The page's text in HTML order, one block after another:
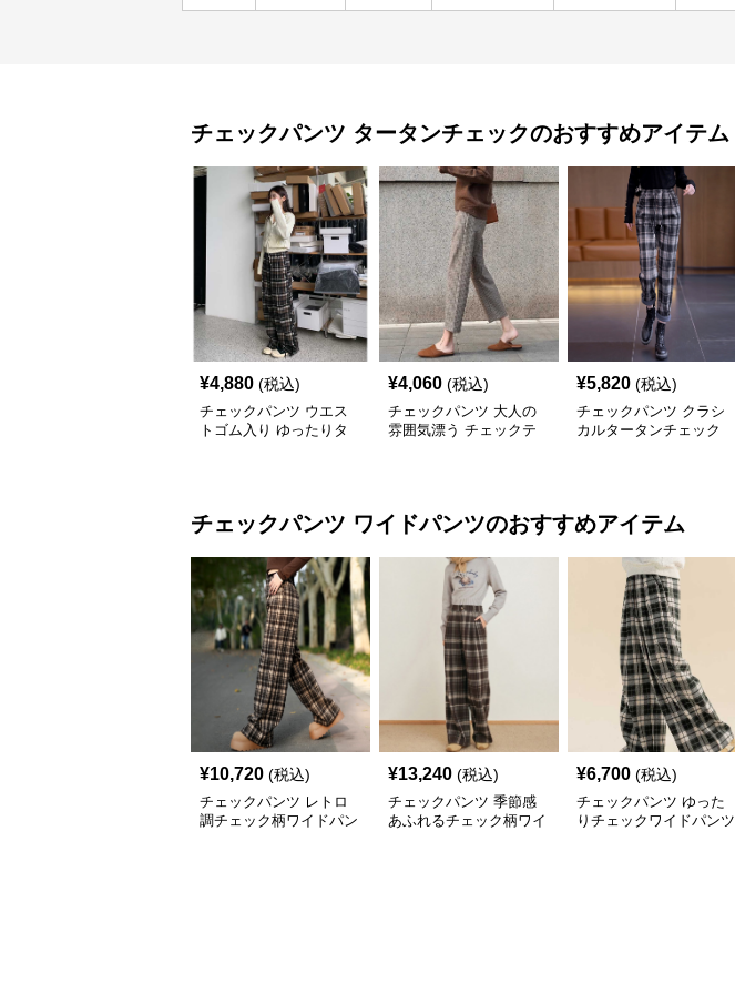
チェックパンツ タータンチェックのおすすめアイテム
¥4,880 (税込)
チェックパンツ ウエス
トゴム入り ゆったりタ
¥4,060 (税込)
チェックパンツ 大人の
雰囲気漂う チェックテ
¥5,820 (税込)
チェックパンツ クラシ
カルタータンチェック
チェックパンツ ワイドパンツのおすすめアイテム
¥10,720 (税込)
チェックパンツ レトロ
調チェック柄ワイドパン
¥13,240 (税込)
チェックパンツ 季節感
あふれるチェック柄ワイ
¥6,700 (税込)
チェックパンツ ゆった
りチェックワイドパンツ